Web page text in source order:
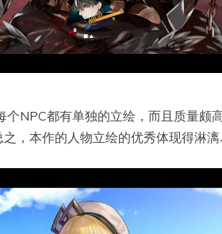
NPC都有单独的立绘，而且质量颇
，本作的人物立绘的优秀体现得淋漓